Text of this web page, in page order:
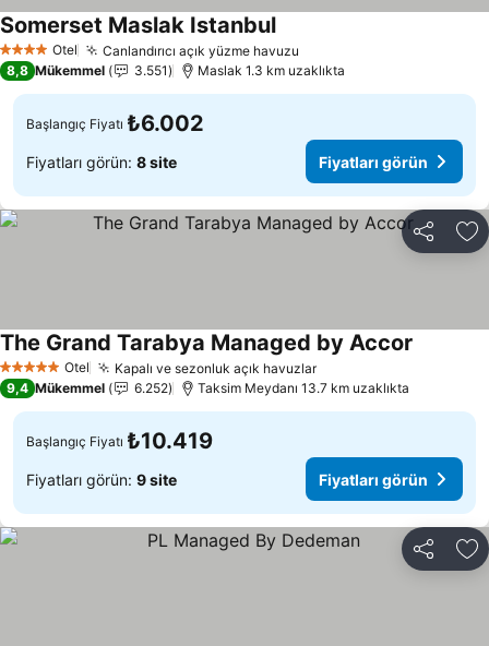
4 Yıldız Otel Canlandırıcı açık yüzme havuzu
Somerset Maslak IstanbulFiyatları görün
8,8 Mükemmel 3.551 Maslak 1.3 km uzaklıkta
Başlangıç Fiyatı ₺6.002
Fiyatları görün: 8 site Fiyatları görün
Paylaş
5 Yıldız Otel Kapalı ve sezonluk açık havuzlarFiyatları görün
The Grand Tarabya Managed by Accor
9,4 Mükemmel 6.252 Taksim Meydanı 13.7 km uzaklıkta
Başlangıç Fiyatı ₺10.419
Fiyatları görün: 9 site Fiyatları görün
Paylaş